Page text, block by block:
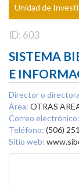
Unidad de
ID: 603
SISTEMA
E
Director o
Área: OTRAS
Correo electrónico:
Teléfono: (506)
Sitio web: